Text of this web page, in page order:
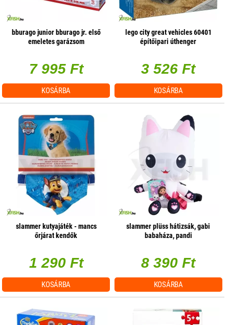
bburago junior bburago jr. első
emeletes garázsom
7 995 Ft
KOSÁRBA
lego city great vehicles 60401
építőipari úthenger
3 526 Ft
KOSÁRBA
slammer kutyajáték - mancs
őrjárat kendők
1 290 Ft
KOSÁRBA
slammer plüss hátizsák, gabi
babaháza, pandi
8 390 Ft
KOSÁRBA